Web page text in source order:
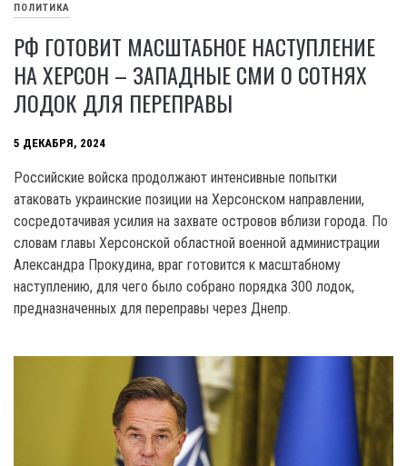
ПОЛИТИКА
РФ ГОТОВИТ МАСШТАБНОЕ НАСТУПЛЕНИЕ
НА ХЕРСОН – ЗАПАДНЫЕ СМИ О СОТНЯХ
ЛОДОК ДЛЯ ПЕРЕПРАВЫ
5 ДЕКАБРЯ, 2024
Российские войска продолжают интенсивные попытки
атаковать украинские позиции на Херсонском направлении,
сосредотачивая усилия на захвате островов вблизи города. По
словам главы Херсонской областной военной администрации
Александра Прокудина, враг готовится к масштабному
наступлению, для чего было собрано порядка 300 лодок,
предназначенных для переправы через Днепр.